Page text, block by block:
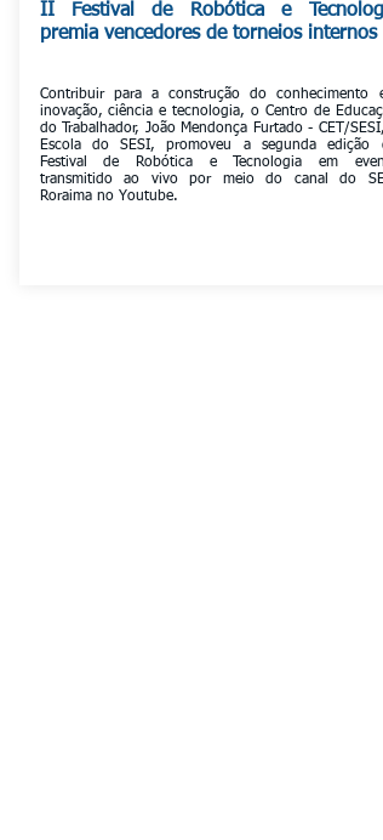
II Festival de Robótica e
premia vencedores de torneios internos
Contribuir para a construção do conhecimento
inovação, ciência e tecnologia, o Centro de
do Trabalhador, João Mendonça Furtado - CET/
Escola do SESI, promoveu a segunda edição
Festival de Robótica e Tecnologia em
transmitido ao vivo por meio do canal do
Roraima no Youtube.